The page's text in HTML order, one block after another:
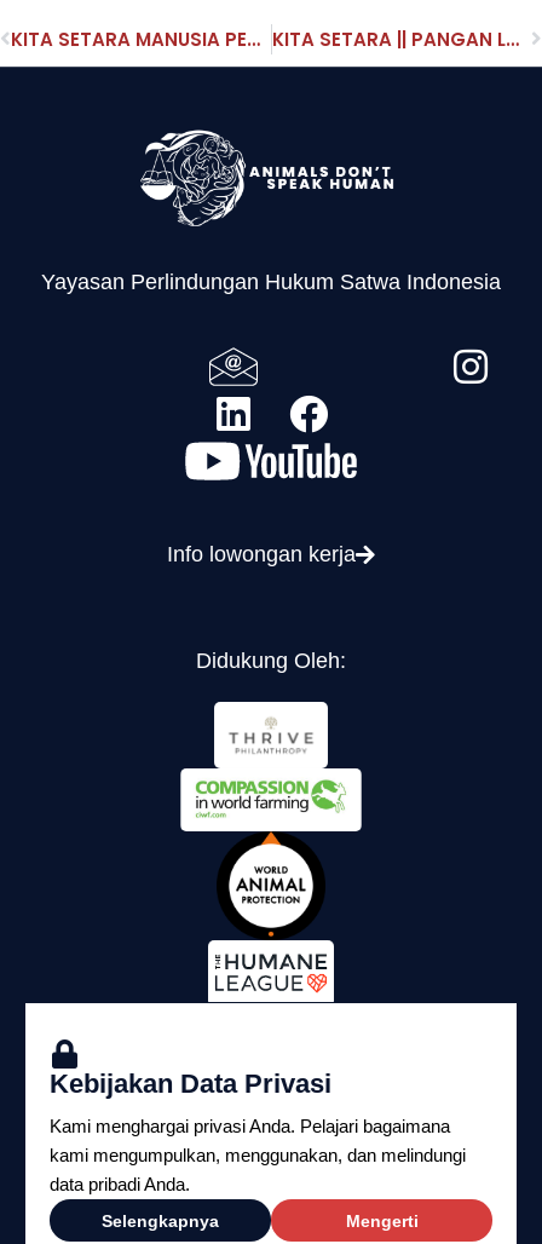
KITA SETARA MANUSIA PERUBAHAN IKLIM DI RRI DENPASAR KITA SETARA || PANGAN LOKAL MASA DEPAN GLOBAL
Yayasan Perlindungan Hukum Satwa Indonesia
Info lowongan kerja
Didukung Oleh:
Copyright ©2026 Yayasan Perlindungan Hukum
Kebijakan Data Privasi
Kami menghargai privasi Anda. Pelajari bagaimana
kami mengumpulkan, menggunakan, dan melindungi
data pribadi Anda.
Selengkapnya Mengerti